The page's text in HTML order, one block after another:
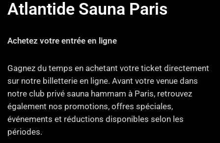
Atlantide Sauna Paris
Achetez votre entrée en ligne
Gagnez du temps en achetant votre ticket directement
sur notre billetterie en ligne. Avant votre venue dans
notre club privé sauna hammam à Paris, retrouvez
également nos promotions, offres spéciales,
événements et réductions disponibles selon les
périodes.